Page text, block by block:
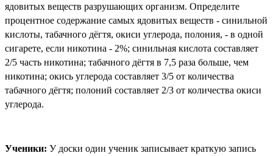
ядовитых веществ разрушающих организм. Определите
процентное содержание самых ядовитых веществ - синильной
кислоты, табачного дёгтя, окиси углерода, полония, - в одной
сигарете, если никотина - 2%; синильная кислота составляет
2/5 часть никотина; табачного дёгтя в 7,5 раза больше, чем
никотина; окись углерода составляет 3/5 от количества
табачного дёгтя; полоний составляет 2/3 от количества окиси
углерода.
Ученики: У доски один ученик записывает краткую запись